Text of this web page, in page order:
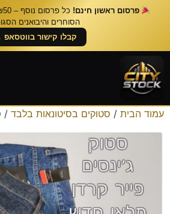
פרסום ראשון חינם! כל פרסום נוסף – ₪50 ·
הסוחרים והיבואנים
קבלו קישור בווטסאפ
עמוד הבית / סטוקים בסיטונאות בלבד /